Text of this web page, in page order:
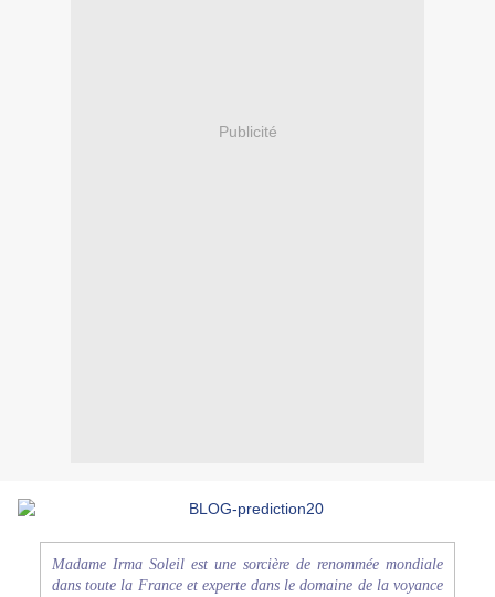
Publicité
Madame Irma Soleil est une sorcière de renommée mondiale
dans toute la France et experte dans le domaine de la voyance